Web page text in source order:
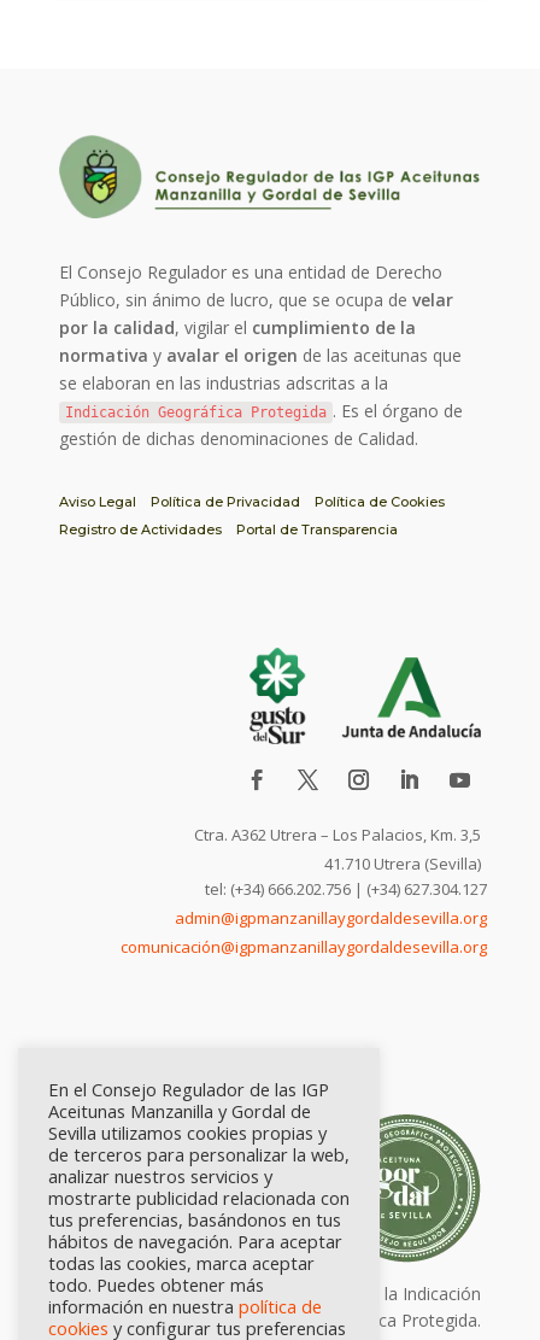
El Consejo Regulador es una entidad de Derecho
Público, sin ánimo de lucro, que se ocupa develar
por la calidad, vigilar el cumplimiento de la
normativa y avalar el origen de las aceitunas que
se elaboran en las industrias adscritas a la
Indicación Geográfica Protegida . Es el órgano de
gestión de dichas denominaciones de Calidad.
Aviso Legal Política de Privacidad
Política de Cookies
Registro de Actividades
Portal de Transparencia
Ctra. A362 Utrera – Los Palacios, Km. 3,5
41.710 Utrera (Sevilla)
tel: (+34) 666.202.756 | (+34) 627.304.127
admin@igpmanzanillaygordaldesevilla.org
comunicación@igpmanzanillaygordaldesevilla.org
Calidad certificada por Origen. Sellos de la Indicación
Geográfica Protegida.
En el Consejo Regulador de las IGP
Aceitunas Manzanilla y Gordal de
Sevilla utilizamos cookies propias y
de terceros para personalizar la web,
analizar nuestros servicios y
mostrarte publicidad relacionada con
tus preferencias, basándonos en tus
hábitos de navegación. Para aceptar
todas las cookies, marca aceptar
todo. Puedes obtener más
información en nuestra política de
cookies y configurar tus preferencias